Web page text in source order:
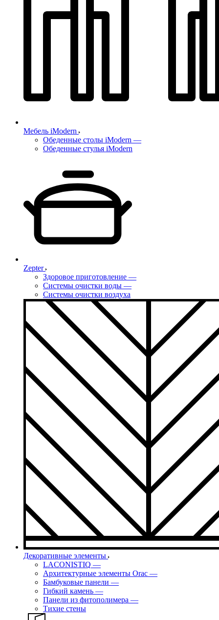
Мебель iModern
Обеденные столы iModern —
Обеденные стулья iModern
Zepter
Здоровое приготовление —
Системы очистки воды —
Системы очистки воздуха
Декоративные элементы
LACONISTIQ —
Архитектурные элементы Orac —
Бамбуковые панели —
Гибкий камень —
Панели из фитополимера —
Тихие стены